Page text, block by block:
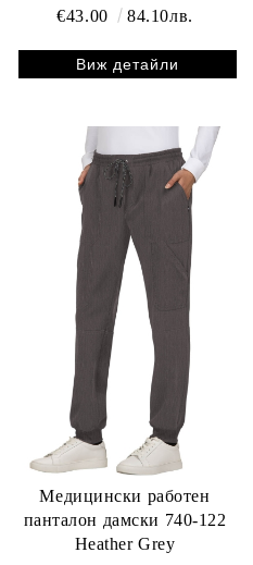
€43.00
84.10лв.
Виж детайли
Медицински работен
панталон дамски 740-122
Heather Grey